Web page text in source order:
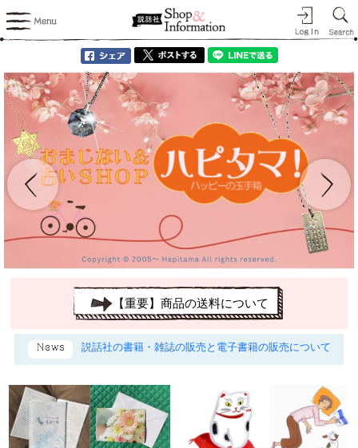
【重要】商品の送料について
説話社の書籍・雑誌の販売と電子書籍の販売について